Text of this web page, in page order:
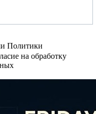
Политики
на обработку